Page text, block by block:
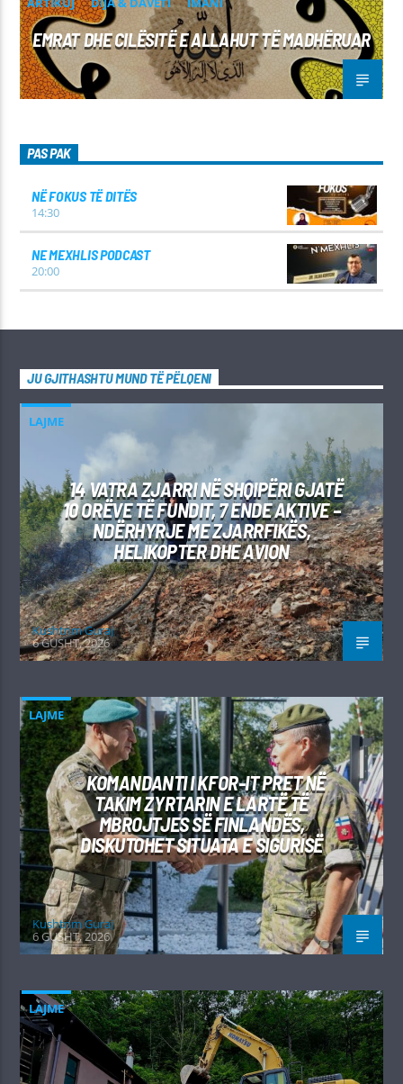
EMRAT DHE CILËSITË E ALLAHUT TË MADHËRUAR
PAS PAK
NË FOKUS TË DITËS
14:30
NE MEXHLIS PODCAST
20:00
JU GJITHASHTU MUND TË PËLQENI
LAJME
14 VATRA ZJARRI NË SHQIPËRI GJATË
10 ORËVE TË FUNDIT, 7 ENDE AKTIVE –
NDËRHYRJE ME ZJARRFIKËS,
HELIKOPTER DHE AVION
Kushtrim Guraj
6 GUSHT, 2026
LAJME
KOMANDANTI I KFOR-IT PRET NË
TAKIM ZYRTARIN E LARTË TË
MBROJTJES SË FINLANDËS,
DISKUTOHET SITUATA E SIGURISË
Kushtrim Guraj
6 GUSHT, 2026
LAJME